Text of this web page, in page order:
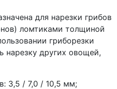
для нарезки грибов
ломтиками толщиной
гриборезки
нарезку других овощей,
3,5 / 7,0 / 10,5 мм;